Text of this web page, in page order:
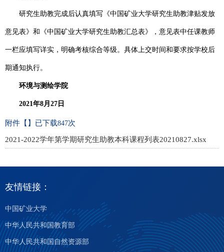
研究生助教完成后认真填写 《中国矿业大学研究生助教津贴发放
意见表》和《中国矿业大学研究生助教汇总表》 ， 意见表中任课教师
一栏应填写详实，明确考核综合等级。具体上交时间和要求按学校后
期通知执行。
环境与测绘学院
2021年8月27日
附件【
2021-2022学年第学期研究生助教本科课程列表20210827.xlsx
】已下载847次
友情链接：
中国矿业大学
中华人民共和国教育部
中华人民共和国自然资源部